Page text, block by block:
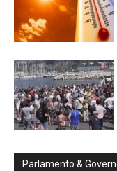
Parlamento &